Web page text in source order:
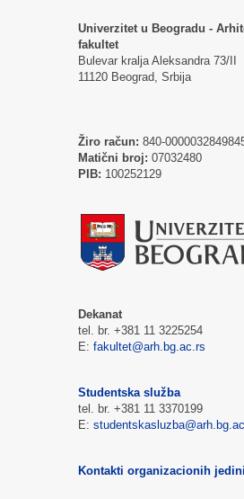
Univerzitet u Beogradu -
fakultet
Bulevar kralja Aleksandra 73/II
11120 Beograd, Srbija
Žiro račun: 840-
Matični broj: 07032480
PIB: 100252129
Dekanat
tel. br. +381 11 3225254
E: fakultet@arh.bg.ac.rs
Studentska služba
tel. br. +381 11 3370199
E:
Kontakti organizacionih